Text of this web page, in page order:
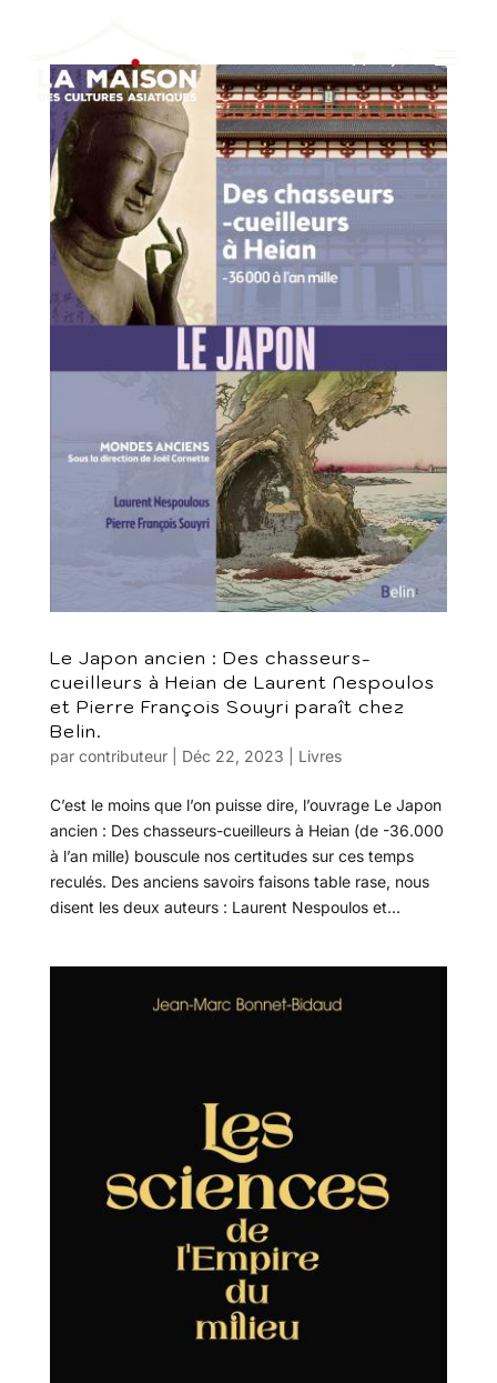
Le Japon ancien : Des chasseurs-
cueilleurs à Heian de Laurent Nespoulos
et Pierre François Souyri paraît chez
Belin.
par contributeur| Déc 22, 2023 Livres
C’est le moins que l’on puisse dire, l’ouvrage Le Japon
ancien : Des chasseurs-cueilleurs à Heian (de -36.000
à l’an mille) bouscule nos certitudes sur ces temps
reculés. Des anciens savoirs faisons table rase, nous
disent les deux auteurs : Laurent Nespoulos et...